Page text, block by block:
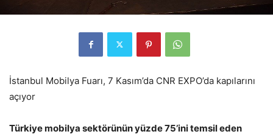
İstanbul Mobilya Fuarı, 7 Kasım’da CNR EXPO’da kapılarını
açıyor
Türkiye mobilya sektörünün yüzde 75’ini temsil eden